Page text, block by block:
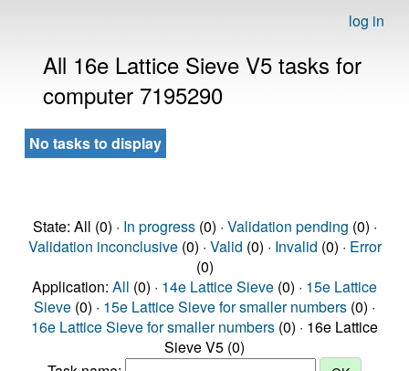
log in
All 16e Lattice Sieve V5 tasks for
computer 7195290
No tasks to display
State: All (0) · In progress(0) · Validation pending (0) ·
Validation inconclusive(0) · Valid (0) · Invalid (0) · Error
(0)
Application: All (0) · 14e Lattice Sieve (0) · 15e Lattice
Sieve (0) · 15e Lattice Sieve for smaller numbers (0) ·
16e Lattice Sieve for smaller numbers (0) · 16e Lattice
Sieve V5 (0)